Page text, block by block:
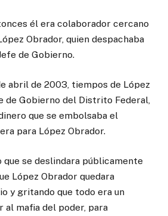
él era colaborador cercano
Obrador, quien despachaba
de Gobierno.
abril de 2003, tiempos de López
de Gobierno del Distrito Federal,
que se embolsaba el
para López Obrador.
que se deslindara públicamente
López Obrador quedara
y gritando que todo era un
al mafia del poder, para